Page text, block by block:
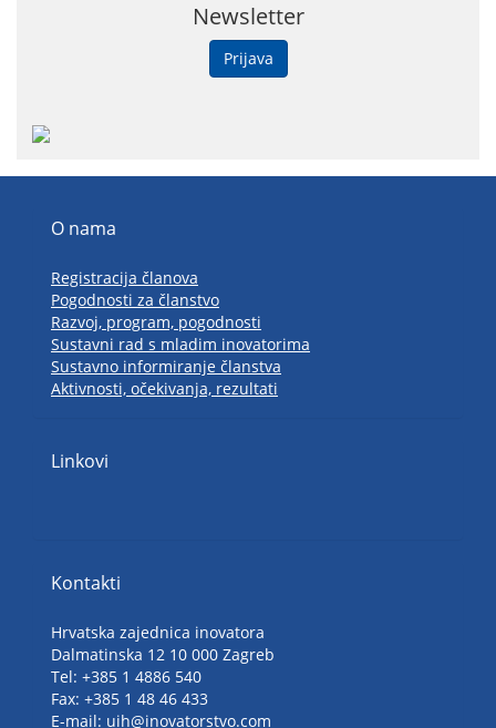
Newsletter
Prijava
O nama
Registracija članova
Pogodnosti za članstvo
Razvoj, program, pogodnosti
Sustavni rad s mladim inovatorima
Sustavno informiranje članstva
Aktivnosti, očekivanja, rezultati
Linkovi
Kontakti
Hrvatska zajednica inovatora
Dalmatinska 12 10 000 Zagreb
Tel: +385 1 4886 540
Fax: +385 1 48 46 433
E-mail: uih@inovatorstvo.com